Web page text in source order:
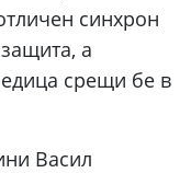
синхрон
а
срещи бе в
Васил